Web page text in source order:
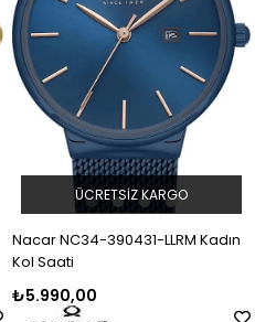
Nacar NC34-390431-LLRM Kadın
Kol Saati
₺5.990,00
ÜCRETSIZ KARGO